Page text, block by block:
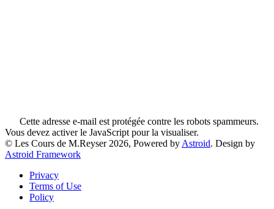
Cette adresse e-mail est protégée contre les robots spammeurs.
Vous devez activer le JavaScript pour la visualiser.
© Les Cours de M.Reyser 2026, Powered by Astroid. Design by
Astroid Framework
Privacy
Terms of Use
Policy